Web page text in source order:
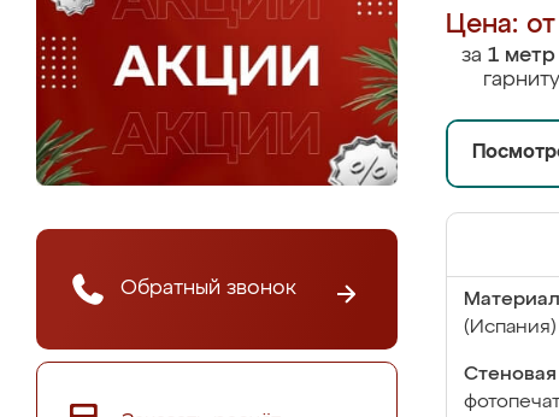
Обратный звонок
Цена:
за 1 метр
(Испания)